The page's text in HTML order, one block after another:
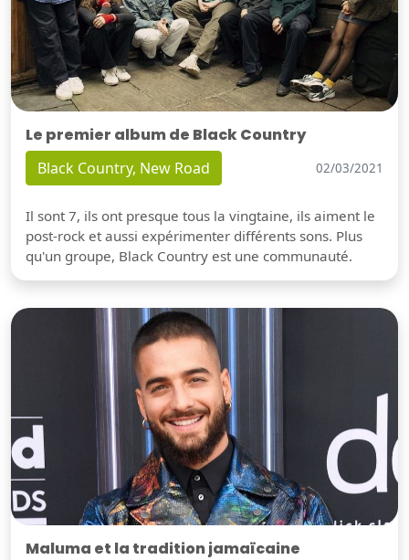
Le premier album de Black Country
Black Country, New Road 02/03/2021
Il sont 7, ils ont presque tous la vingtaine, ils aiment le
post-rock et aussi expérimenter différents sons. Plus
qu'un groupe, Black Country est une communauté.
Maluma et la tradition jamaïcaine